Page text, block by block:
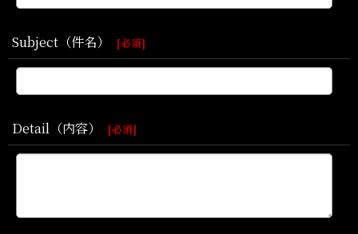
Subject（件名） [必須]
Detail（内容） [必須]